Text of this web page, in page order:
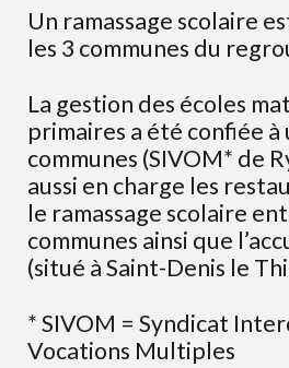
Un ramassage scolaire
les 3 communes du
La gestion des écoles
primaires a été confiée à
communes (SIVOM* de
aussi en charge les
le ramassage scolaire
communes ainsi que
(situé à Saint-Denis le
* SIVOM = Syndicat
Vocations Multiples